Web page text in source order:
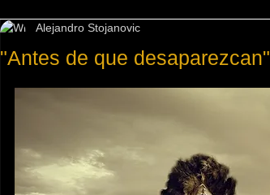
"Antes de que desaparezcan"
Alejandro Stojanovic